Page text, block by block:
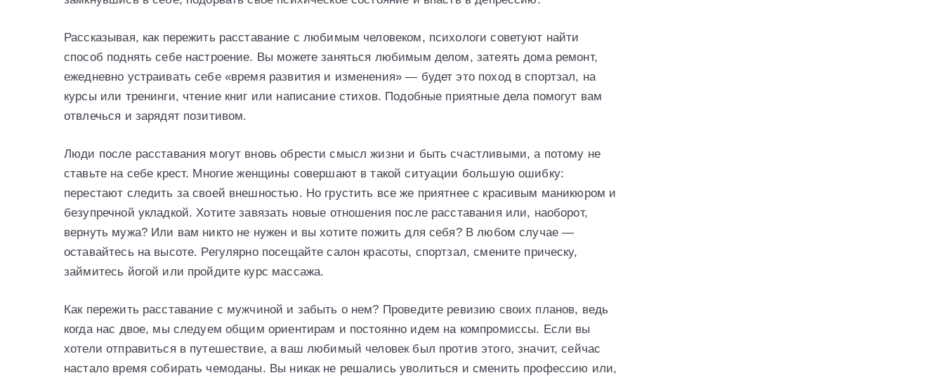
Рассказывая, как пережить расставание с любимым человеком, психологи советуют найти
способ поднять себе настроение. Вы можете заняться любимым делом, затеять дома ремонт,
ежедневно устраивать себе «время развития и изменения» — будет это поход в спортзал, на
курсы или тренинги, чтение книг или написание стихов. Подобные приятные дела помогут вам
отвлечься и зарядят позитивом.
Люди после расставания могут вновь обрести смысл жизни и быть счастливыми, а потому не
ставьте на себе крест. Многие женщины совершают в такой ситуации большую ошибку:
перестают следить за своей внешностью. Но грустить все же приятнее с красивым маникюром и
безупречной укладкой. Хотите завязать новые отношения после расставания или, наоборот,
вернуть мужа? Или вам никто не нужен и вы хотите пожить для себя? В любом случае —
оставайтесь на высоте. Регулярно посещайте салон красоты, спортзал, смените прическу,
займитесь йогой или пройдите курс массажа.
Как пережить расставание с мужчиной и забыть о нем? Проведите ревизию своих планов, ведь
когда нас двое, мы следуем общим ориентирам и постоянно идем на компромиссы. Если вы
хотели отправиться в путешествие, а ваш любимый человек был против этого, значит, сейчас
настало время собирать чемоданы. Вы никак не решались уволиться и сменить профессию или,